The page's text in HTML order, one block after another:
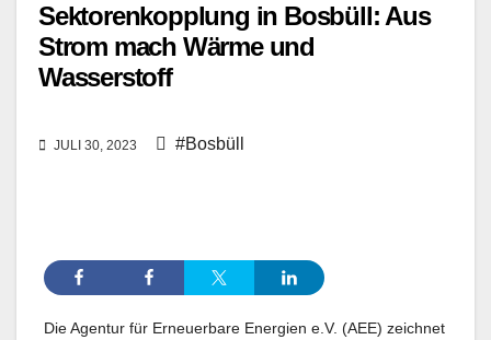
Sektorenkopplung in Bosbüll: Aus
Strom mach Wärme und
Wasserstoff
JULI 30, 2023 #Bosbüll
Die Agentur für Erneuerbare Energien e.V. (AEE) zeichnet